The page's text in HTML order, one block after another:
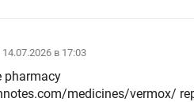
14.07.2026 в 17:03
pharmacy
medicines/vermox/